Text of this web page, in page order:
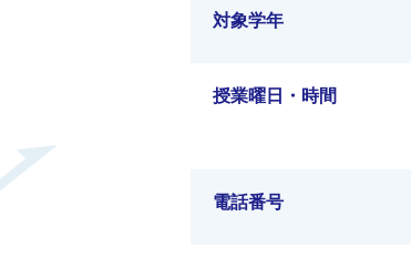
対象学年
授業曜日・時間
電話番号